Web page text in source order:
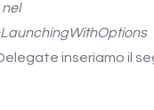
inseriamo il